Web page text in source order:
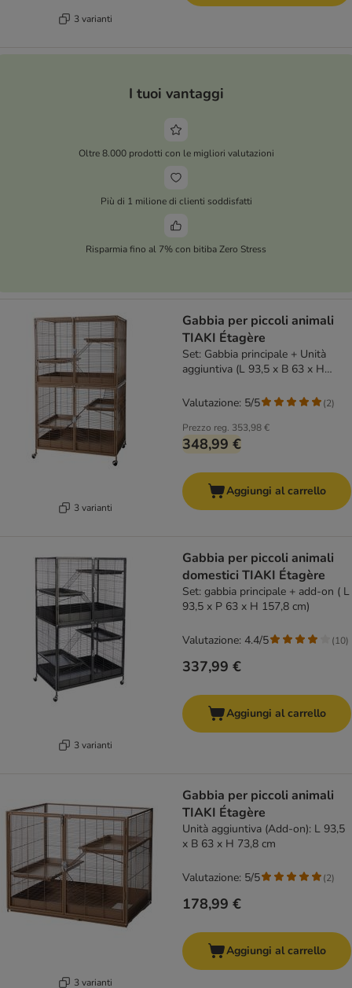
3 varianti
I tuoi vantaggi
Oltre 8.000 prodotti con le migliori valutazioni
Più di 1 milione di clienti soddisfatti
Risparmia fino al 7% con bitiba Zero Stress
3 varianti
Gabbia per piccoli animali
TIAKI Étagère
Set: Gabbia principale + Unità
aggiuntiva (L 93,5 x B 63 x H
Prezzo reg. 353,98 €
348,99 €
Valutazione: 5/5 (2)
Aggiungi al carrello
3 varianti
Gabbia per piccoli animali
domestici TIAKI Étagère
Set: gabbia principale + add-on ( L
93,5 x P 63 x H 157,8 cm)
337,99 €
Valutazione: 4.4/5 (10)
Aggiungi al carrello
3 varianti
Gabbia per piccoli animali
TIAKI Étagère
Unità aggiuntiva (Add-on): L 93,5
x B 63 x H 73,8 cm
178,99 €
Valutazione: 5/5 (2)
Aggiungi al carrello